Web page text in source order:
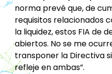
norma prevé que, de
requisitos relacionados
la liquidez, estos FIA de
abiertos. No se me
transponer la Directiva
refleje en ambas”.